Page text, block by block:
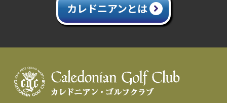
カレドニアンとは